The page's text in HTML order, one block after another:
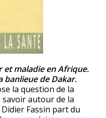
et maladie en Afrique.
banlieue de Dakar.
la question de la
autour de la
Fassin part du